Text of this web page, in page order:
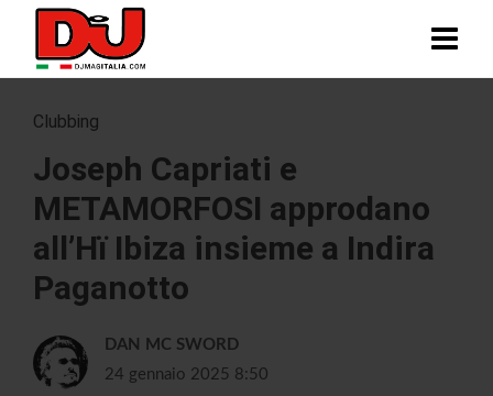
Clubbing
Joseph Capriati e
METAMORFOSI approdano
all’Hï Ibiza insieme a Indira
Paganotto
DAN MC SWORD
24 gennaio 2025 8:50